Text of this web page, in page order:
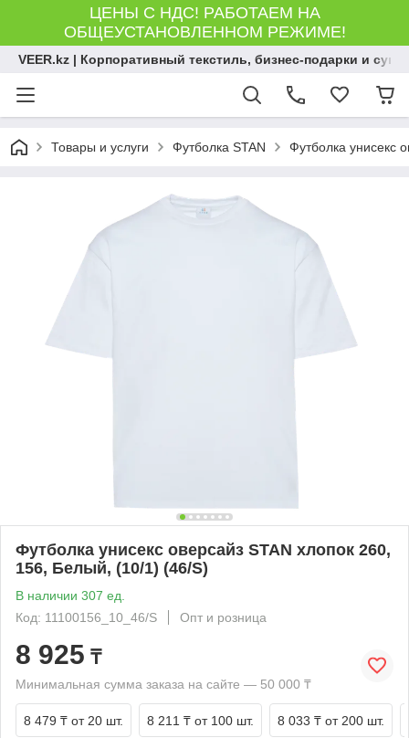
ЦЕНЫ С НДС! РАБОТАЕМ НА
ОБЩЕУСТАНОВЛЕННОМ РЕЖИМЕ!
VEER.kz | Корпоративный текстиль, бизнес-подарки и
Товары и услуги Футболка STAN Футболка унисекс
Футболка унисекс оверсайз STAN хлопок 260,
156, Белый, (10/1) (46/S)
В наличии 307 ед.
Код: 11100156_10_46/S
Опт и розница
8 925 ₸
Минимальная сумма заказа на сайте — 50 000 ₸
8 479 ₸ от 20 шт. 8 211 ₸ от 100 шт. 8 033 ₸ от 200 шт.